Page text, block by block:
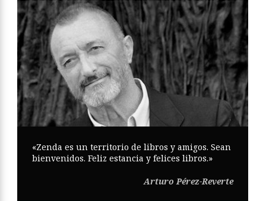
«Zenda es un territorio de libros y amigos. Sean
bienvenidos. Feliz estancia y felices libros.»
Arturo Pérez-Reverte